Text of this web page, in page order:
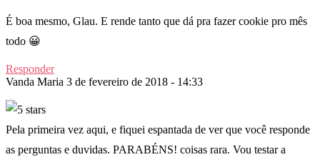
É boa mesmo, Glau. E rende tanto que dá pra fazer cookie pro mês
todo 😀
Responder
Vanda Maria 3 de fevereiro de 2018 - 14:33
Pela primeira vez aqui, e fiquei espantada de ver que você responde
as perguntas e duvidas. PARABÉNS! coisas rara. Vou testar a